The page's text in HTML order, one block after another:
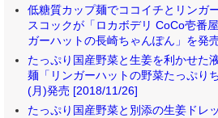
低糖質カップ麺でココイチとリンガ
スコックが「ロカボデリ CoCo壱番
ガーハットの長崎ちゃんぽん」を発
たっぷり国産野菜と生姜を利かせた
麺「リンガーハットの野菜たっぷり
(月)発売 [2018/11/26]
たっぷり国産野菜と別添の生姜ドレ